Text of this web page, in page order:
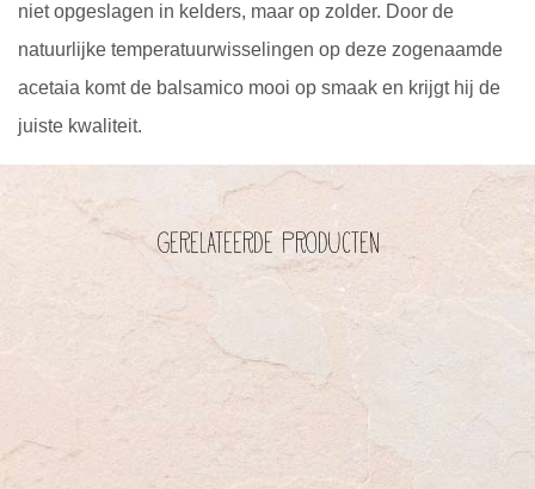
niet opgeslagen in kelders, maar op zolder. Door de
natuurlijke temperatuurwisselingen op deze zogenaamde
acetaia komt de balsamico mooi op smaak en krijgt hij de
juiste kwaliteit.
Gerelateerde producten